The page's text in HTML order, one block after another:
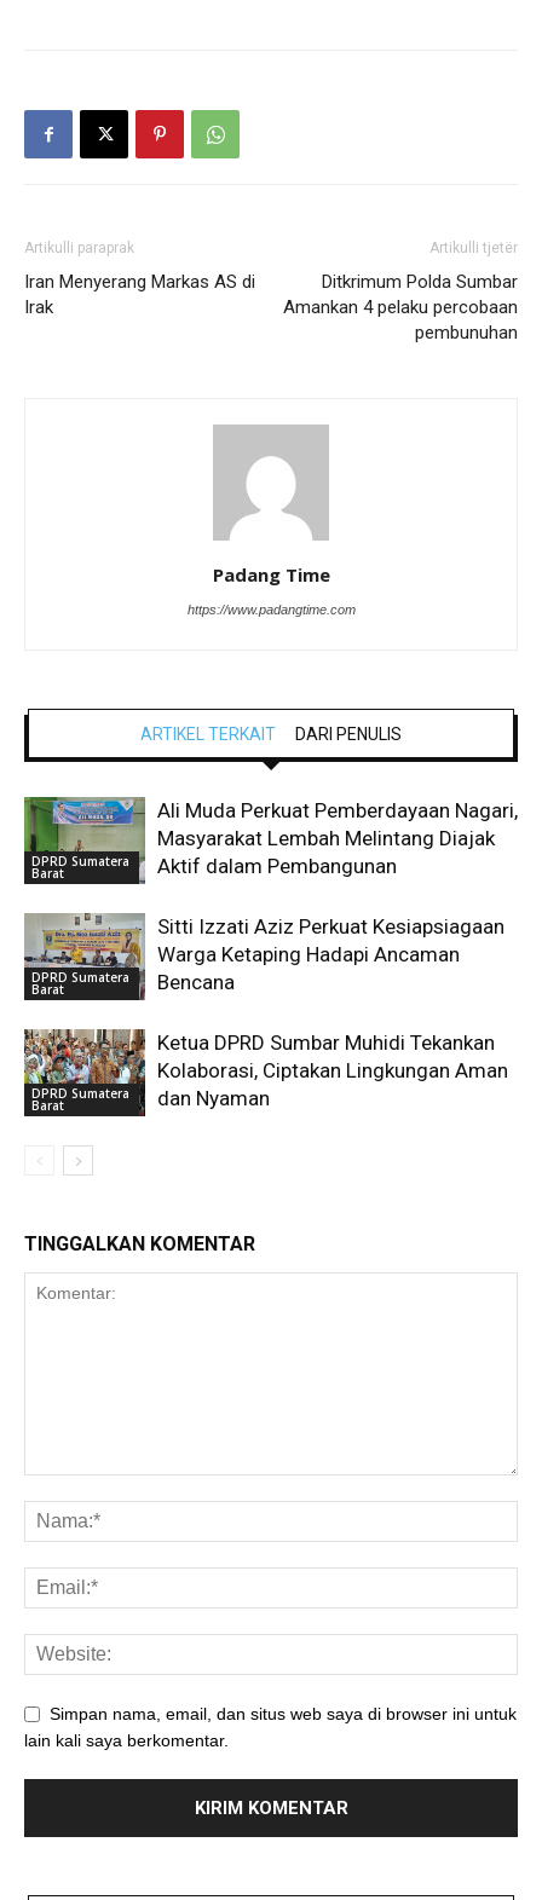
Artikulli paraprak
Iran Menyerang Markas AS di
Irak
Artikulli tjetër
Ditkrimum Polda Sumbar
Amankan 4 pelaku percobaan
pembunuhan
Padang Time
https://www.padangtime.com
ARTIKEL TERKAIT DARI PENULIS
DPRD Sumatera
Barat
Ali Muda Perkuat Pemberdayaan Nagari,
Masyarakat Lembah Melintang Diajak
Aktif dalam Pembangunan
DPRD Sumatera
Barat
Sitti Izzati Aziz Perkuat Kesiapsiagaan
Warga Ketaping Hadapi Ancaman
Bencana
DPRD Sumatera
Barat
Ketua DPRD Sumbar Muhidi Tekankan
Kolaborasi, Ciptakan Lingkungan Aman
dan Nyaman
TINGGALKAN KOMENTAR
Simpan nama, email, dan situs web saya di browser ini untuk
lain kali saya berkomentar.